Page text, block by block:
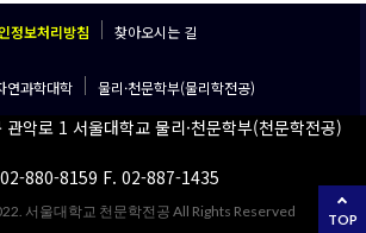
TOP
정보처리방침 찾아오시는 길
연과학대학 물리·천문학부(물리학전공)
악로 1 서울대학교 물리·천문학부(천문학전공)
880-8159 F. 02-887-1435
서울대학교 천문학전공 All Rights Reserved